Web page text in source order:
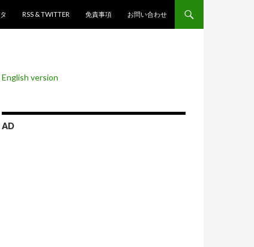
RSS & TWITTER 免責事項 お問い合わせ
English version
AD